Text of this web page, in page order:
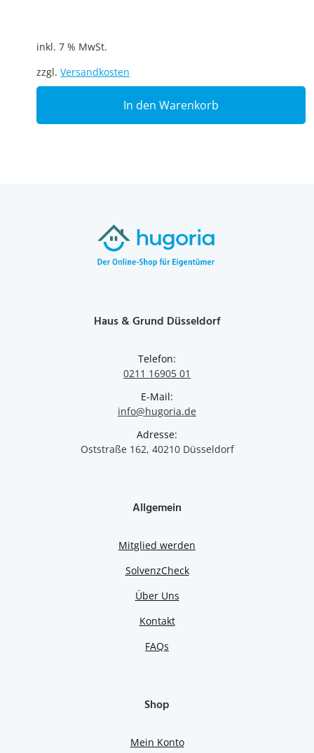
inkl. 7 % MwSt.
zzgl. Versandkosten
In den Warenkorb
Haus & Grund Düsseldorf
Telefon:
0211 16905 01
E-Mail:
info@hugoria.de
Adresse:
Oststraße 162, 40210 Düsseldorf
Allgemein
Mitglied werden
SolvenzCheck
Über Uns
Kontakt
FAQs
Shop
Mein Konto